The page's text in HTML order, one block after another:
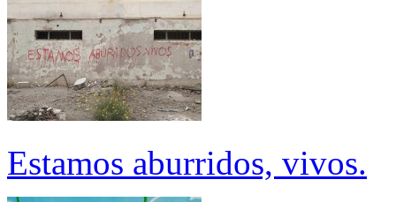
Estamos aburridos, vivos.